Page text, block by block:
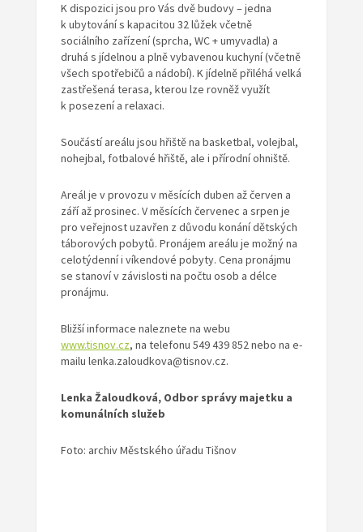
K dispozici jsou pro Vás dvě budovy – jedna
k ubytování s kapacitou 32 lůžek včetně
sociálního zařízení (sprcha, WC + umyvadla) a
druhá s jídelnou a plně vybavenou kuchyní (včetně
všech spotřebičů a nádobí). K jídelně přiléhá velká
zastřešená terasa, kterou lze rovněž využít
k posezení a relaxaci.
Součástí areálu jsou hřiště na basketbal, volejbal,
nohejbal, fotbalové hřiště, ale i přírodní ohniště.
Areál je v provozu v měsících duben až červen a
září až prosinec. V měsících červenec a srpen je
pro veřejnost uzavřen z důvodu konání dětských
táborových pobytů. Pronájem areálu je možný na
celotýdenní i víkendové pobyty. Cena pronájmu
se stanoví v závislosti na počtu osob a délce
pronájmu.
Bližší informace naleznete na webu
www.tisnov.cz, na telefonu 549 439 852 nebo na e-
mailu lenka.zaloudkova@tisnov.cz.
Lenka Žaloudková, Odbor správy majetku a
komunálních služeb
Foto: archiv Městského úřadu Tišnov